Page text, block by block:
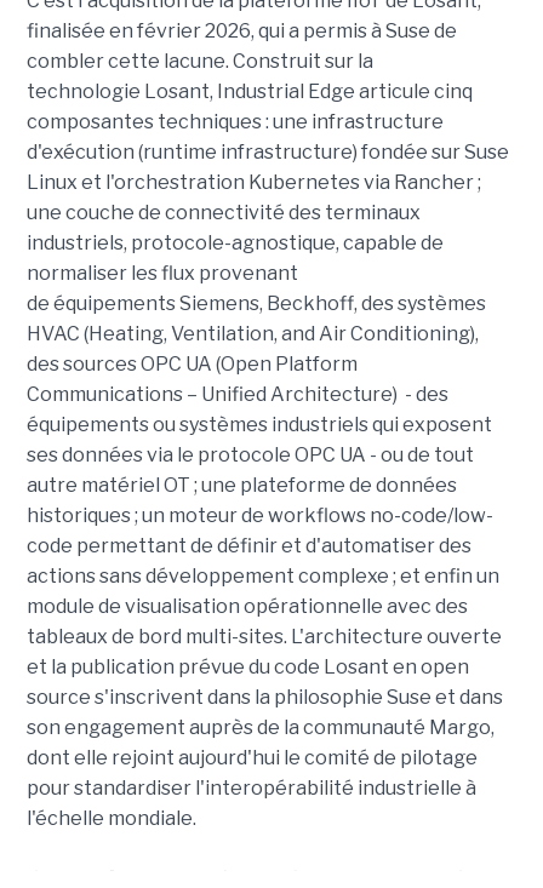
finalisée en février 2026, qui a permis à Suse de
combler cette lacune. Construit sur la
technologie Losant, Industrial Edge articule cinq
composantes techniques : une infrastructure
d'exécution (runtime infrastructure) fondée sur Suse
Linux et l'orchestration Kubernetes via Rancher ;
une couche de connectivité des terminaux
industriels, protocole-agnostique, capable de
normaliser les flux provenant
de équipements Siemens, Beckhoff, des systèmes
HVAC (Heating, Ventilation, and Air Conditioning),
des sources OPC UA (Open Platform
Communications – Unified Architecture) - des
équipements ou systèmes industriels qui exposent
ses données via le protocole OPC UA - ou de tout
autre matériel OT ; une plateforme de données
historiques ; un moteur de workflows no-code/low-
code permettant de définir et d'automatiser des
actions sans développement complexe ; et enfin un
module de visualisation opérationnelle avec des
tableaux de bord multi-sites. L'architecture ouverte
et la publication prévue du code Losant en open
source s'inscrivent dans la philosophie Suse et dans
son engagement auprès de la communauté Margo,
dont elle rejoint aujourd'hui le comité de pilotage
pour standardiser l'interopérabilité industrielle à
l'échelle mondiale.